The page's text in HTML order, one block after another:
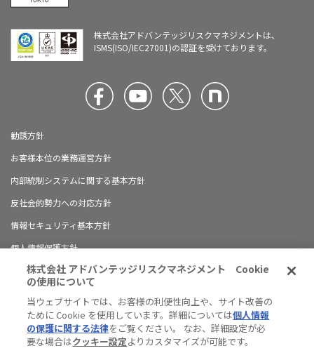
株式会社アドバンテッジリスクマネジメントは、
ISMS(ISO/IEC27001)の認証を受けております。
勧誘方針
お客様本位の業務運営方針
内部統制システムに関する基本方針
反社会的勢力への対応方針
情報セキュリティ基本方針
個人情報保護方針
ブランドガイドライン
ハラスメント防止の対応方針
サイトマップ
株式会社 アドバンテッジリスクマネジメント Cookie
の使用について
当ウェブサイトでは、お客様の利便性向上や、サイト改善の
ために Cookie を使用しています。詳細については個人情報
の保護に関する法律をご覧ください。 なお、詳細設定が必
要な場合はクッキー設定よりカスタマイズが可能です。